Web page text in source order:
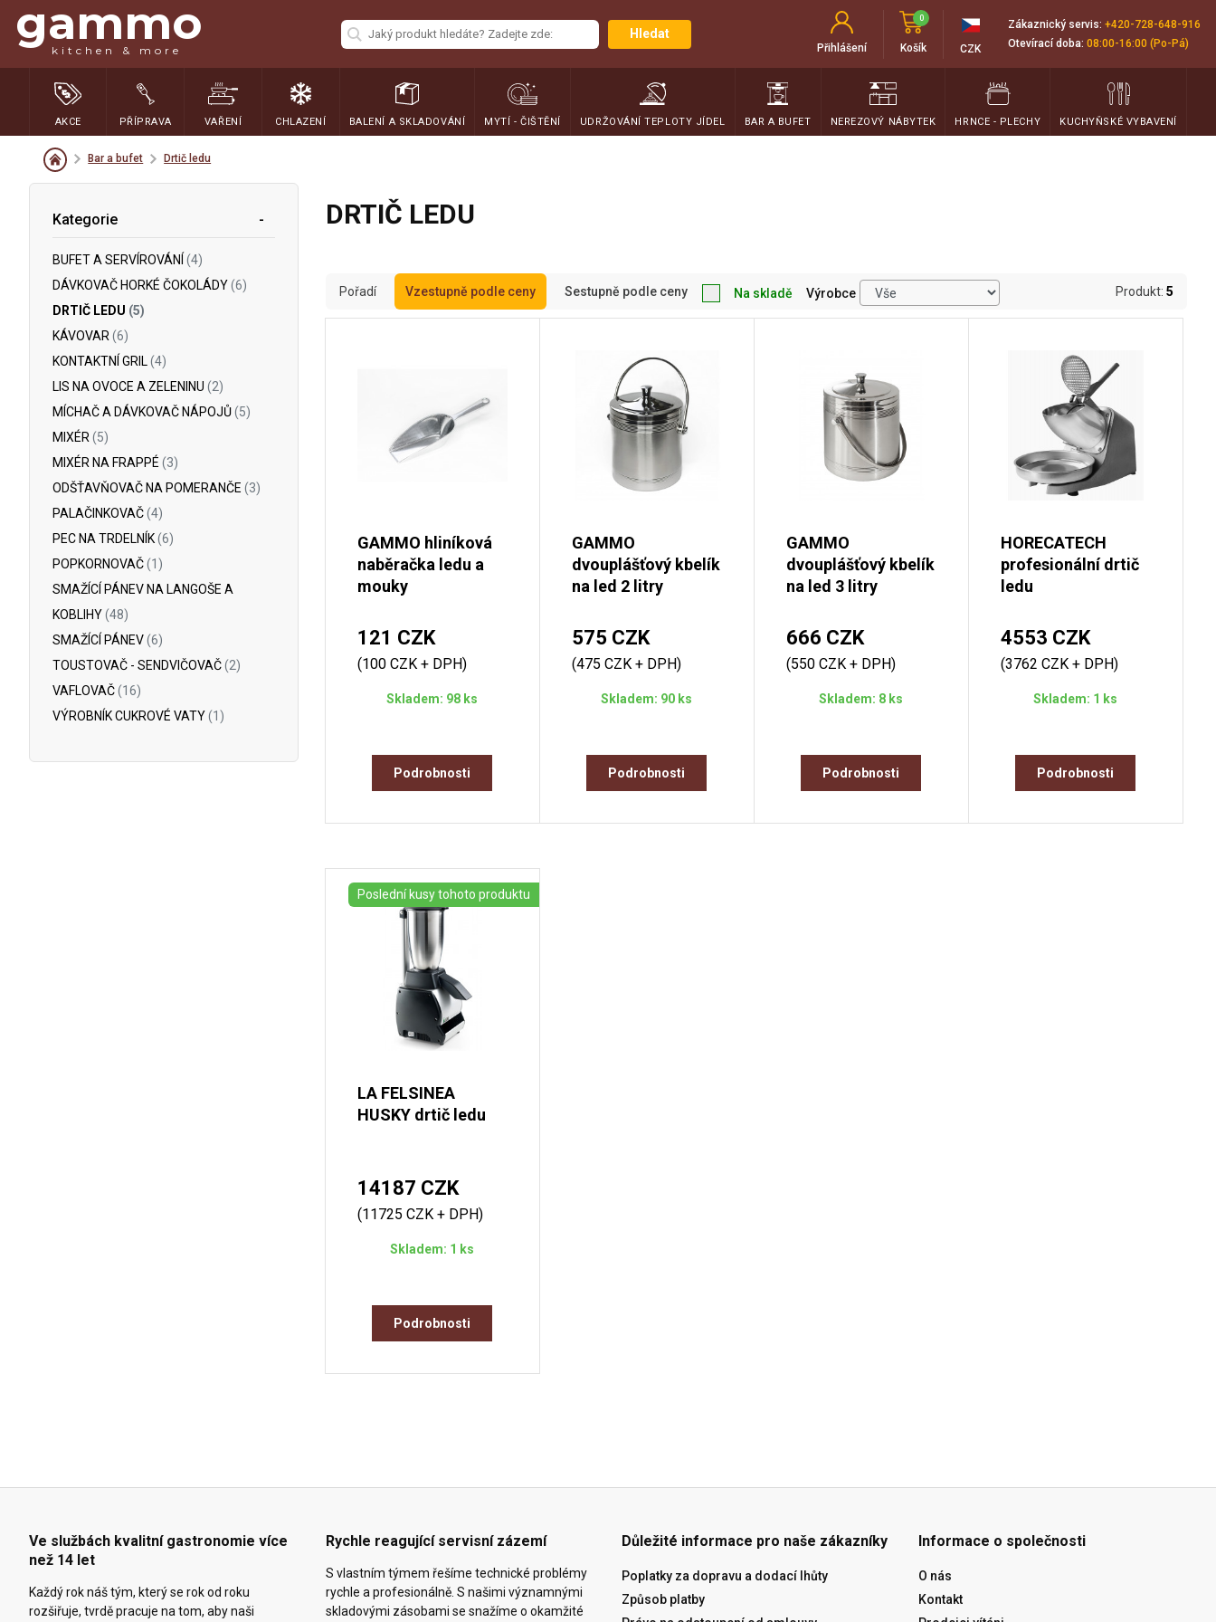
gammo
kitchen & more
Hledat
Přihlášení Košík
0
CZK
Zákaznický servis: +420-728-648-916
Otevírací doba: 08:00-16:00 (Po-Pá)
AKCE PŘÍPRAVA VAŘENÍ CHLAZENÍ BALENÍ A SKLADOVÁNÍ MYTÍ - ČIŠTĚNÍ UDRŽOVÁNÍ TEPLOTY JÍDEL BAR A BUFET NEREZOVÝ NÁBYTEK HRNCE - PLECHY KUCHYŇSKÉ VYBAVENÍ
Bar a bufet Drtič ledu
Kategorie
BUFET A SERVÍROVÁNÍ (4)
DÁVKOVAČ HORKÉ ČOKOLÁDY(6)
DRTIČ LEDU (5)
KÁVOVAR (6)
KONTAKTNÍ GRIL (4)
LIS NA OVOCE A ZELENINU (2)
MÍCHAČ A DÁVKOVAČ NÁPOJŮ(5)
MIXÉR (5)
MIXÉR NA FRAPPÉ (3)
ODŠŤAVŇOVAČ NA POMERANČE (3)
PALAČINKOVAČ(4)
PEC NA TRDELNÍK(6)
POPKORNOVAČ(1)
SMAŽÍCÍ PÁNEV NA LANGOŠE A
KOBLIHY(48)
SMAŽÍCÍ PÁNEV(6)
TOUSTOVAČ - SENDVIČOVAČ(2)
VAFLOVAČ(16)
VÝROBNÍK CUKROVÉ VATY(1)
DRTIČ LEDU
Pořadí Vzestupně podle ceny Sestupně podle ceny Na skladě Výrobce Produkt: 5
GAMMO hliníková
naběračka ledu a
mouky
121 CZK
(100 CZK + DPH)
Skladem: 98 ks
Podrobnosti
GAMMO
dvouplášťový kbelík
na led 2 litry
575 CZK
(475 CZK + DPH)
Skladem: 90 ks
Podrobnosti
GAMMO
dvouplášťový kbelík
na led 3 litry
666 CZK
(550 CZK + DPH)
Skladem: 8 ks
Podrobnosti
HORECATECH
profesionální drtič
ledu
4553 CZK
(3762 CZK + DPH)
Skladem: 1 ks
Podrobnosti
Poslední kusy tohoto produktu
LA FELSINEA
HUSKY drtič ledu
14187 CZK
(11725 CZK + DPH)
Skladem: 1 ks
Podrobnosti
Ve službách kvalitní gastronomie více
než 14 let
Každý rok náš tým, který se rok od roku
rozšiřuje, tvrdě pracuje na tom, aby naši
Rychle reagující servisní zázemí
S vlastním týmem řešíme technické problémy
rychle a profesionálně. S našimi významnými
skladovými zásobami se snažíme o okamžité
Důležité informace pro naše zákazníky
Poplatky za dopravu a dodací lhůty
Způsob platby
Informace o společnosti
O nás
Kontakt